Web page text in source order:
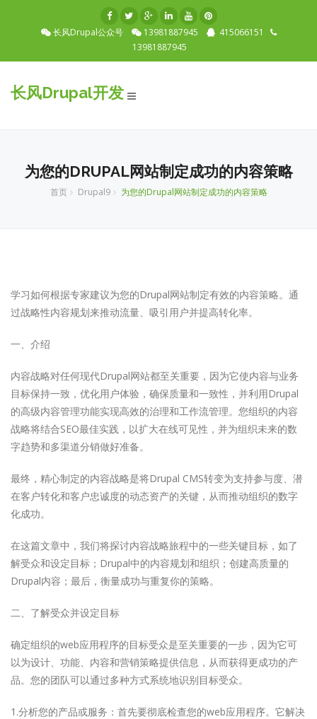
长风Drupal公众号 13981887945
415066151
13981887945
长风Drupal开发 Toggle
为您的DRUPAL网站制定成功的内容策略
首页 Drupal9 为您的Drupal网站制定成功的内容策略
学习如何根据专家建议为您的Drupal网站制定有效的内容策略。通
过战略性内容规划来推动流量、吸引用户并提高转化率。
一、介绍
内容战略对任何现代Drupal网站都至关重要，因为它使内容与业务
目标保持一致，优化用户体验，确保质量和一致性，并利用Drupal
的高级内容管理功能实现高效的治理和工作流管理。您组织的内容
战略将结合SEO最佳实践，以扩大在线可见性，并为组织未来的数
字趋势和多渠道分销做好准备。
最终，精心制定的内容战略是将Drupal CMS转变为支持参与度、潜
在客户转化和客户忠诚度的动态资产的关键，从而推动组织的数字
化成功。
在这篇文章中，我们将探讨内容战略旅程中的一些关键目标，如了
解受众和设定目标；Drupal中的内容规划和组织；创建高质量的
Drupal内容；最后，衡量成功与重复你的策略。
二、了解受众并设定目标
确定组织的web应用程序的目标受众是至关重要的一步，因为它可
以为设计、功能、内容和营销策略提供信息，从而获得更成功的产
品。您的团队可以通过多种方式系统地识别目标受众。
1.分析您的产品或服务：首先要彻底检查您的web应用程序。它解决